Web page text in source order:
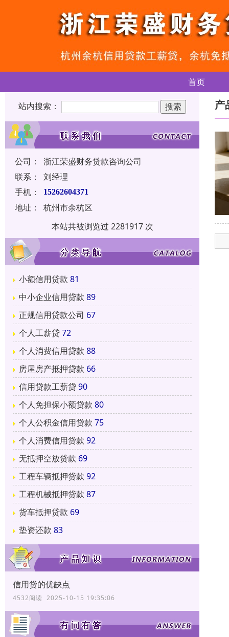
首页
站内搜索：
公司：
浙江荣盛财务贷款咨询公司
联系：
刘经理
手机：
15262604371
地址：
杭州市余杭区
本站共被浏览过 2281917 次
小额信用贷款 81
中小企业信用贷款 89
正规信用贷款公司 67
个人工薪贷72
个人消费信用贷款 88
房屋房产抵押贷款 66
信用贷款工薪贷90
个人免担保小额贷款 80
个人公积金信用贷款 75
个人消费信用贷款 92
无抵押空放贷款 69
工程车辆抵押贷款 92
工程机械抵押贷款 87
货车抵押贷款 69
垫资还款 83
信用贷的优缺点
4532阅读 2025-10-15 19:35:06
产